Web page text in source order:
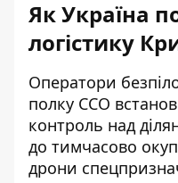
Як Україна
логістику
Оператори
полку ССО
контроль над
до тимчасово
дрони